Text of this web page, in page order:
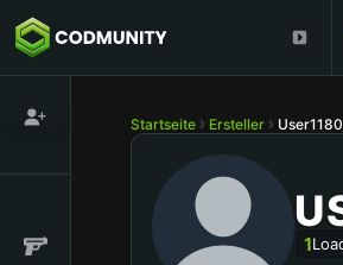
Startseite Ersteller
1